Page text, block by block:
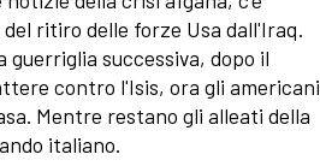
ritiro delle forze Usa dall'Iraq.
guerriglia successiva, dopo il
contro l'Isis, ora gli americani
Mentre restano gli alleati della
italiano.